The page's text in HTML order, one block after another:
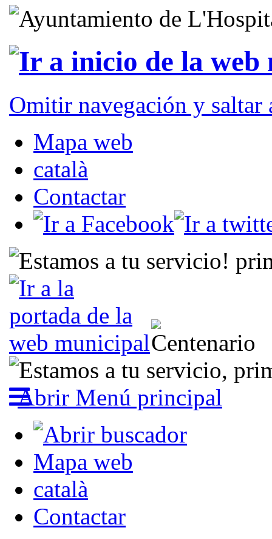
Omitir navegación y
Mapa web
català
Contactar
Abrir Menú principal
Mapa web
català
Contactar